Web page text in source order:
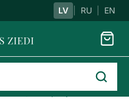
LV RU EN
Rozes, Rožu pušķi